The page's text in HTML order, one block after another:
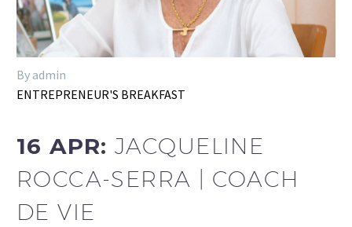
By admin
ENTREPRENEUR'S BREAKFAST
16 APR:JACQUELINE
ROCCA-SERRA | COACH
DE VIE